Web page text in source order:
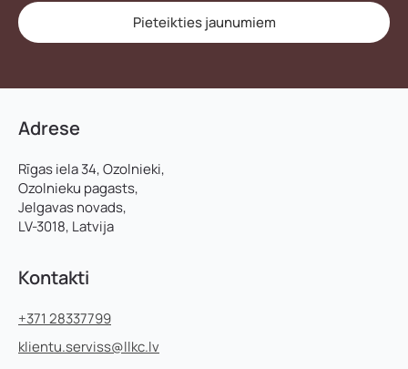
Pieteikties jaunumiem
Adrese
Rīgas iela 34, Ozolnieki,
Ozolnieku pagasts,
Jelgavas novads,
LV-3018, Latvija
Kontakti
+371 28337799
klientu.serviss@llkc.lv